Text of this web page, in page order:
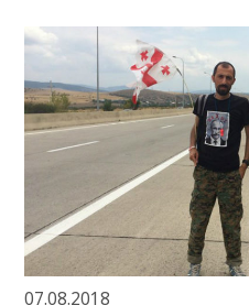
07.08.2018